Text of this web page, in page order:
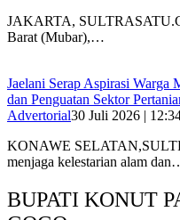
‎JAKARTA,
Barat (Mubar),…
Jaelani Serap Aspirasi Warga
dan Penguatan Sektor
Advertorial30 Juli 2026 |
KONAWE
menjaga kelestarian alam
BUPATI KONUT